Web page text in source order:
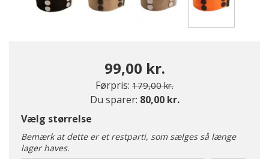
99,00 kr.
Førpris: Pris nedsat fra
179,00 kr.til
Du sparer: 80,00 kr.
Vælg størrelse
Bemærk at dette er et restparti, som sælges så længe
lager haves.